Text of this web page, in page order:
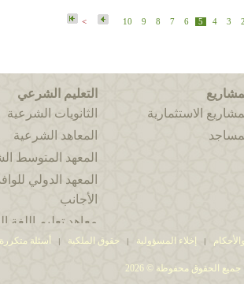
2
3
4
5
6
7
8
9
10
>
الاستثمارية
التعليم الشرعي
الثانويات الشرعية
المعاهد الشرعية
المعهد المتوسط
المعهد الدولي
الأجانب
معاهد تعليم اللغة
| إخلاء المسؤولية | حقوق الملكية | أسئلة متكررة
جميع الحقوق محفوظة © 2026